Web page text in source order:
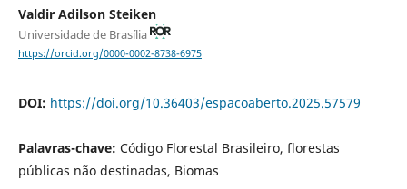
Valdir Adilson Steiken
Universidade de Brasília
https://orcid.org/0000-0002-8738-6975
DOI: https://doi.org/10.36403/espacoaberto.2025.57579
Palavras-chave: Código Florestal Brasileiro, florestas
públicas não destinadas, Biomas